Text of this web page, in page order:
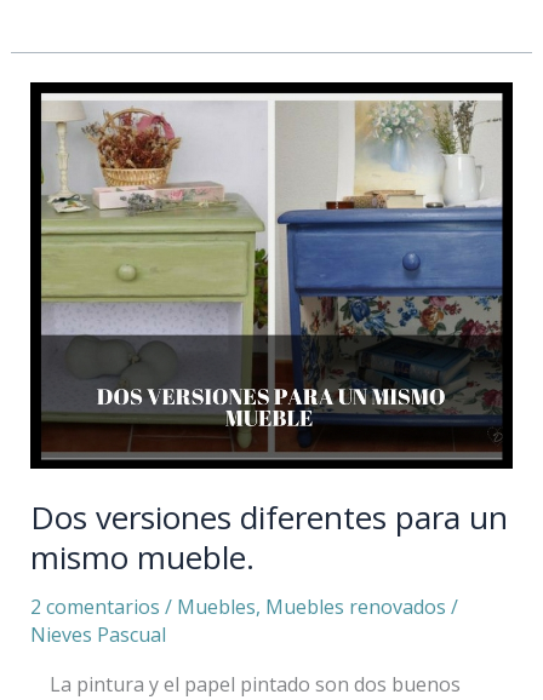
Dos versiones diferentes para un
mismo mueble.
2 comentarios / Muebles, Muebles renovados /
Nieves Pascual
La pintura y el papel pintado son dos buenos
Dos
versiones
diferentes
para
un
mismo
mueble.